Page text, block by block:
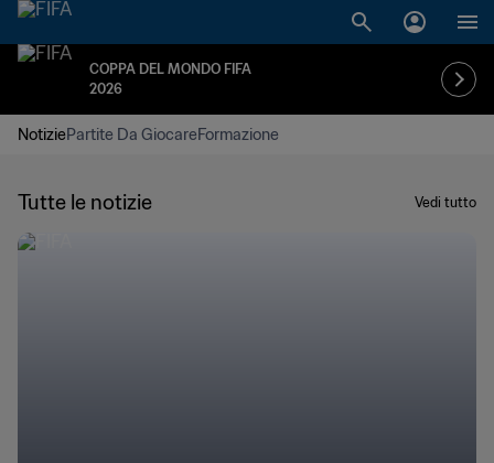
COPPA DEL MONDO FIFA
2026
NotiziePartite Da GiocareFormazione
Tutte le notizie Vedi tutto